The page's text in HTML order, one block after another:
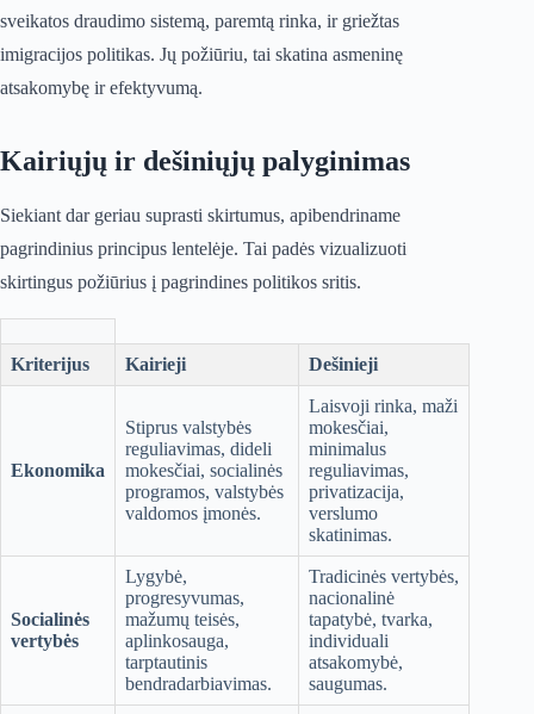
sveikatos draudimo sistemą, paremtą rinka, ir griežtas
imigracijos politikas. Jų požiūriu, tai skatina asmeninę
atsakomybę ir efektyvumą.
Kairiųjų ir dešiniųjų palyginimas
Siekiant dar geriau suprasti skirtumus, apibendriname
pagrindinius principus lentelėje. Tai padės vizualizuoti
skirtingus požiūrius į pagrindines politikos sritis.
Kriterijus Kairieji Dešinieji
Ekonomika
Stiprus valstybės
reguliavimas, dideli
mokesčiai, socialinės
programos, valstybės
valdomos įmonės.
Laisvoji rinka, maži
mokesčiai,
minimalus
reguliavimas,
privatizacija,
verslumo
skatinimas.
Socialinės
vertybės
Lygybė,
progresyvumas,
mažumų teisės,
aplinkosauga,
tarptautinis
bendradarbiavimas.
Tradicinės vertybės,
nacionalinė
tapatybė, tvarka,
individuali
atsakomybė,
saugumas.